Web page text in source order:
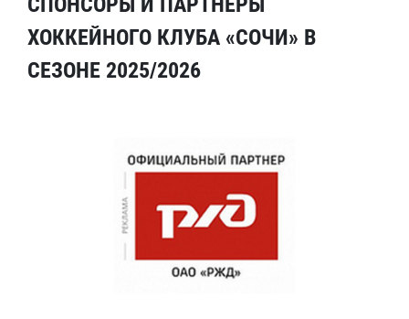
ХОККЕЙНОГО КЛУБА «СОЧИ» В
СЕЗОНЕ 2025/2026